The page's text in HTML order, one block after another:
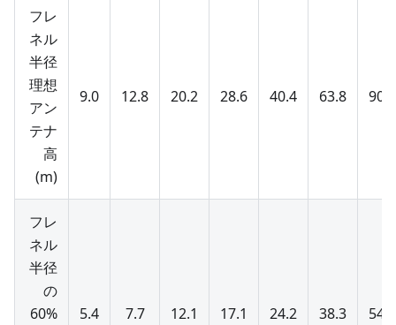
フレ
ネル
半径
理想
アン
テナ
高
(m)
9.0 12.8 20.2 28.6 40.4 63.8 90.3
フレ
ネル
半径
の
60%
5.4 7.7 12.1 17.1 24.2 38.3 54.2